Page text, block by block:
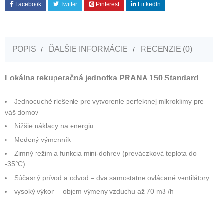
Facebook Twitter Pinterest LinkedIn
POPIS ĎALŠIE INFORMÁCIE RECENZIE (0)
Lokálna rekuperačná jednotka PRANA 150 Standard
Jednoduché riešenie pre vytvorenie perfektnej mikroklímy pre
váš domov
Nižšie náklady na energiu
Medený výmenník
Zimný režim a funkcia mini-dohrev (prevádzková teplota do
-35°C)
Súčasný prívod a odvod – dva samostatne ovládané ventilátory
vysoký výkon – objem výmeny vzduchu až 70 m3 /h